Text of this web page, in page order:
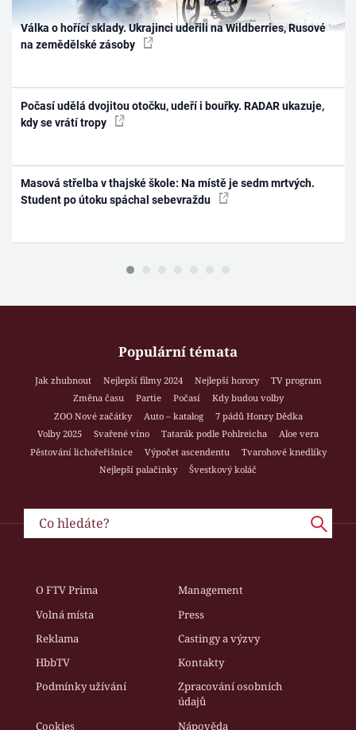
Válka o hořící sklady. Ukrajinci udeřili na Wildberries, Rusové
na zemědělské zásoby
Počasí udělá dvojitou otočku, udeří i bouřky. RADAR ukazuje,
kdy se vrátí tropy
Masová střelba v thajské škole: Na místě je sedm mrtvých.
Student po útoku spáchal sebevraždu
Populární témata
Jak zhubnout Nejlepší filmy 2024 Nejlepší horory
TV program
Změna času
Partie Počasí
Kdy budou volby
ZOO Nové začátky
Auto – katalog
7 pádů Honzy Dědka
Volby 2025
Svařené víno Tatarák podle Pohlreicha
Aloe vera
Pěstování lichořeřišnice
Výpočet ascendentu
Tvarohové knedlíky
Nejlepší palačinky
Švestkový koláč
O FTV Prima
Management
Volná místa
Press
Reklama
Castingy a výzvy
HbbTV
Kontakty
Podmínky užívání
Zpracování osobních
údajů
Cookies
Nápověda